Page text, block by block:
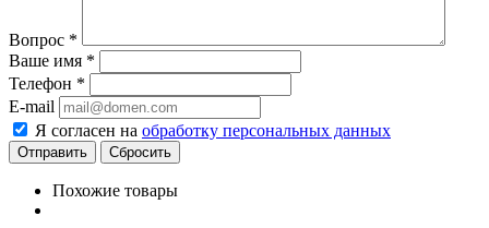
Вопрос *
Ваше имя *
Телефон *
E-mail
Я согласен на обработку персональных данных
Сбросить
Похожие товары